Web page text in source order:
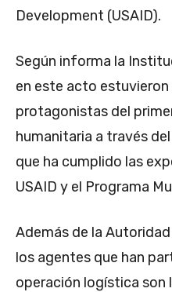
Development (USAID).
Según informa la
en este acto
protagonistas del
humanitaria a través
que ha cumplido las
USAID y el Programa
Además de la
los agentes que han
operación logística son